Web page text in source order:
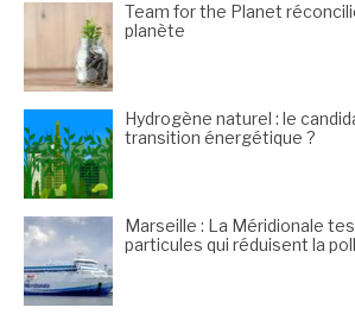
Team for the Planet
planète
Hydrogène naturel : le
transition énergétique ?
Marseille : La Méridionale
particules qui réduisent la